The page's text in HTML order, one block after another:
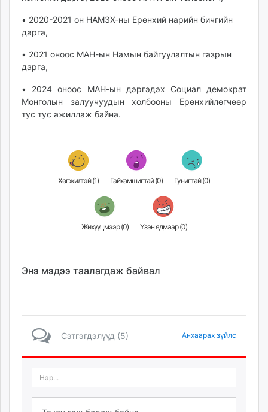
• 2020-2021 он НАМЗХ-ны Ерөнхий нарийн бичгийн
дарга,
• 2021 оноос МАН-ын Намын байгуулалтын газрын
дарга,
• 2024 оноос МАН-ын дэргэдэх Социал демократ
Монголын залуучуудын холбооны Ерөнхийлөгчөөр
тус тус ажиллаж байна.
Хөгжилтэй (1) Гайхамшигтай (0) Гунигтай (0)
Жихүүцмээр (0) Үзэн ядмаар (0)
Энэ мэдээ таалагдаж байвал
Сэтгэгдэлүүд (5) Анхаарах зүйлс